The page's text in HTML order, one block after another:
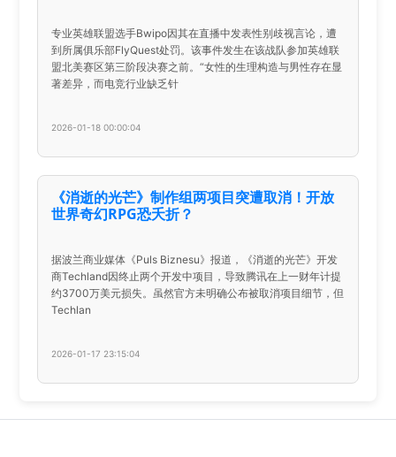
专业英雄联盟选手Bwipo因其在直播中发表性别歧视言论，遭
到所属俱乐部FlyQuest处罚。该事件发生在该战队参加英雄联
盟北美赛区第三阶段决赛之前。“女性的生理构造与男性存在显
著差异，而电竞行业缺乏针
2026-01-18 00:00:04
《消逝的光芒》制作组两项目突遭取消！开放
世界奇幻RPG恐夭折？
据波兰商业媒体《Puls Biznesu》报道，《消逝的光芒》开发
商Techland因终止两个开发中项目，导致腾讯在上一财年计提
约3700万美元损失。虽然官方未明确公布被取消项目细节，但
Techlan
2026-01-17 23:15:04